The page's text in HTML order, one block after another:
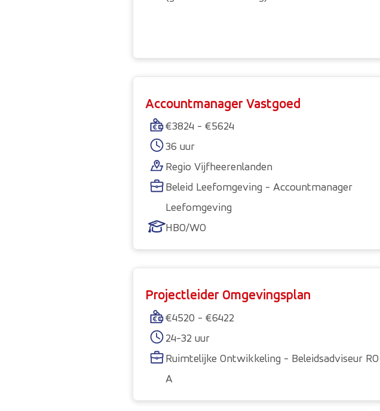
Accountmanager Vastgoed
€3824 - €5624
36 uur
Regio Vijfheerenlanden
Beleid Leefomgeving - Accountmanager
Leefomgeving
HBO/WO
Projectleider Omgevingsplan
€4520 - €6422
24-32 uur
Ruimtelijke Ontwikkeling - Beleidsadviseur RO
A